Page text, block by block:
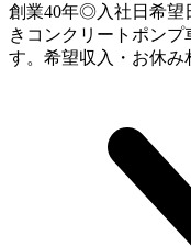
創業40年◎入社日希望
きコンクリートポン
す。希望収入・お休み